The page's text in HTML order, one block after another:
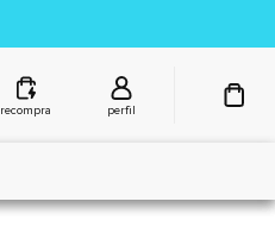
recompra perfil